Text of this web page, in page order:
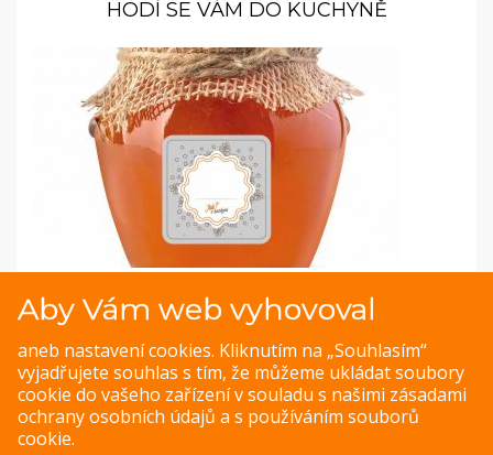
HODÍ SE VÁM DO KUCHYNĚ
Samolepky pro kořenky: Svěží styl - různé tvary
na kořenky a obaly odJakvkuchyni.cz ! Vždy tak budete mít
přehled o tom, co se ve které sklenici či dóze nachází.
Vybrat si můžete z různých tvarů v šedém designu.
Aby Vám web vyhovoval
aneb nastavení cookies. Kliknutím na „Souhlasím“
vyjadřujete souhlas s tím, že můžeme ukládat soubory
cookie do vašeho zařízení v souladu s našimi zásadami
ochrany osobních údajů a s používáním souborů
cookie.